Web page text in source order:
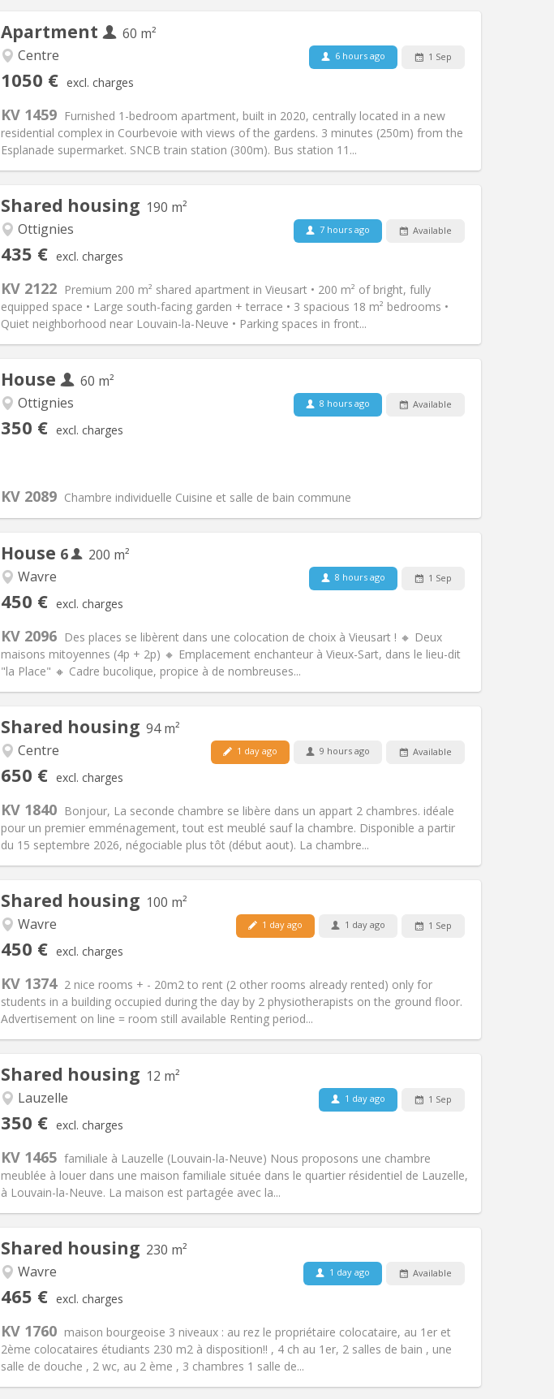
Apartment
60 m²
Centre
1050 € excl. charges
6 hours ago 1 Sep
KV 1459 Furnished 1-bedroom apartment, built in 2020, centrally located in a new
residential complex in Courbevoie with views of the gardens. 3 minutes (250m) from the
Esplanade supermarket. SNCB train station (300m). Bus station 11...
Arrangement
Bathroom:Private bathroom
Surface: 60 m 2
Other
Atmosphere: Calm
Shared housing 190 m²
Ottignies
435 € excl. charges
7 hours ago Available
KV 2122 Premium 200 m² shared apartment in Vieusart • 200 m² of bright, fully
equipped space • Large south-facing garden + terrace • 3 spacious 18 m² bedrooms •
Quiet neighborhood near Louvain-la-Neuve • Parking spaces in front...
Arrangement
Bathroom:Shared bathroom
Surface:190 m2
Other
Atmosphere:Community, calm
House
60 m²
Ottignies
350 € excl. charges
8 hours ago Available
KV 2089 Chambre individuelle Cuisine et salle de bain commune
Arrangement
Surface:60 m2
Other
Non-smoking
House 6
200 m²
Wavre
450 € excl. charges
8 hours ago 1 Sep
KV 2096 Des places se libèrent dans une colocation de choix à Vieusart ! 🔸 Deux
maisons mitoyennes (4p + 2p) 🔸 Emplacement enchanteur à Vieux-Sart, dans le lieu-dit
"la Place" 🔸 Cadre bucolique, propice à de nombreuses...
Arrangement
Bathroom:Shared bathroom
Surface:200 m2
Other
Atmosphere:Warm
Shared housing 94 m²
Centre
650 € excl. charges
1 day ago 9 hours ago Available
KV 1840 Bonjour, La seconde chambre se libère dans un appart 2 chambres. idéale
pour un premier emménagement, tout est meublé sauf la chambre. Disponible a partir
du 15 septembre 2026, négociable plus tôt (début aout). La chambre...
Arrangement
Bathroom:Shared bathroom
Surface:94 m2
Other
Atmosphere:Warm, calm
Pets:Allowed
Shared housing 100 m²
Wavre
450 € excl. charges
1 day ago 1 day ago 1 Sep
KV 1374 2 nice rooms + - 20m2 to rent (2 other rooms already rented) only for
students in a building occupied during the day by 2 physiotherapists on the ground floor.
Advertisement on line = room still available Renting period...
Arrangement
Bathroom: Shared bathroom
Surface:100 m2
Other
Atmosphere:Calm
Pets:No
Shared housing 12 m²
Lauzelle
350 € excl. charges
1 day ago 1 Sep
KV 1465 familiale à Lauzelle (Louvain-la-Neuve) Nous proposons une chambre
meublée à louer dans une maison familiale située dans le quartier résidentiel de Lauzelle,
à Louvain-la-Neuve. La maison est partagée avec la...
Arrangement
Bathroom:Shared bathroom
Surface:12 m2
Other
Atmosphere:Calm, studious
Shared housing 230 m²
Wavre
465 € excl. charges
1 day ago Available
KV 1760 maison bourgeoise 3 niveaux : au rez le propriétaire colocataire, au 1er et
2ème colocataires étudiants 230 m2 à disposition!! , 4 ch au 1er, 2 salles de bain , une
salle de douche , 2 wc, au 2 ème , 3 chambres 1 salle de...
Arrangement
Bathroom:Private bathroom
Surface:230 m2
Other
Atmosphere:Warm, community,
Non-smoking